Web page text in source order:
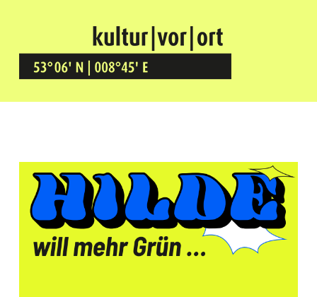
Kultur Vor Ort
BREMEN GRÖPELINGEN